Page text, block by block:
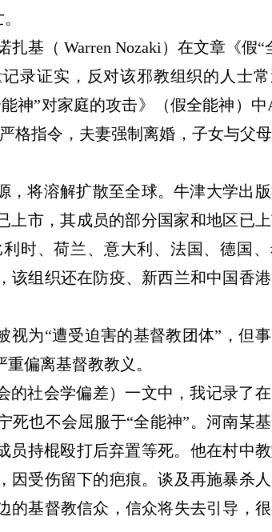
扎基 （ Warren Nozaki）在文章 《假“
录证实， 反对该邪教组织的人士
神”对家庭的攻击》（假全能神 ） 中
格指令，夫妻强制离婚，子女与父
，将溶解扩散至全球。牛津大学出
上市，其成员的部分国家和地区已
时、荷兰、意大利、法国、德国
该组织还在防疫、新西兰和中国香
视为“遭受迫害的基督教团体”，但
重偏离基督教教义 。
的社会学偏差）一文中，我记录了
死也不会屈服于“全能神”。 河南某
员持棍殴打后弃置等死。 他在村中
因受伤留下的疤痕。谈及再施暴杀
的基督教信众，信众将失去引导，
警惕邪教乘“需”而入